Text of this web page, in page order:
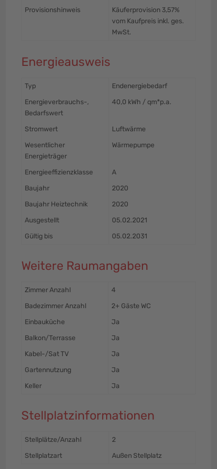
Provisionshinweis
Käuferprovision 3,57%
vom Kaufpreis inkl. ges.
MwSt.
Energieausweis
Typ
Endenergiebedarf
Energieverbrauchs-,
Bedarfswert
40,0 kWh / qm*p.a.
Stromwert
Luftwärme
Wesentlicher
Energieträger
Wärmepumpe
Energieeffizienzklasse
A
Baujahr
2020
Baujahr Heiztechnik
2020
Ausgestellt
05.02.2021
Gültig bis
05.02.2031
Weitere Raumangaben
Zimmer Anzahl
4
Badezimmer Anzahl
2+ Gäste WC
Einbauküche
Ja
Balkon/Terrasse
Ja
Kabel-/Sat TV
Ja
Gartennutzung
Ja
Keller
Ja
Stellplatzinformationen
Stellplätze/Anzahl
2
Stellplatzart
Außen Stellplatz